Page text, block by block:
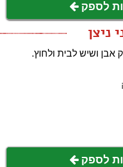
לספק
ניצן
אבן ושיש לבית ולחוץ.
לספק